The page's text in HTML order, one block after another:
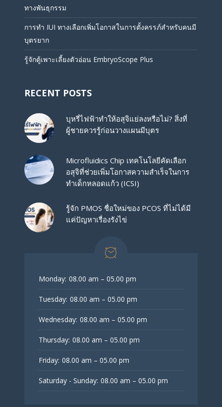
ทางพันธุกรรม
การทำ IUI ทางเลือกเพิ่มโอกาสในการตั้งครรภ์สำหรับคนมี
บุตรยาก
รู้จักตู้เพาะเลี้ยงตัวอ่อน EmbryoScope Plus
RECENT POSTS
บุหรี่ไฟฟ้าทำให้อสุจิแย่ลงหรือไม่? สิ่งที่
ผู้ชายควรรู้ก่อนวางแผนมีบุตร
Microfluidics Chip เทคโนโลยีคัดเลือก
อสุจิที่ช่วยเพิ่มโอกาสความสำเร็จในการ
ทำเด็กหลอดแก้ว (ICSI)
รู้จัก PMOS ชื่อใหม่ของ PCOS ที่ไม่ได้มี
แค่ปัญหาเรื่องรังไข่
Monday: 08.00 am – 05.00 pm
Tuesday: 08.00 am – 05.00 pm
Wednesday: 08.00 am – 05.00 pm
Thursday: 08.00 am – 05.00 pm
Friday: 08.00 am – 05.00 pm
Saturday - Sunday: 08.00 am – 05.00 pm